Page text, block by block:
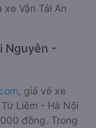
Vận Tải An
Nguyên -
, giá vé xe
Liêm - Hà Nội
đồng. Trong